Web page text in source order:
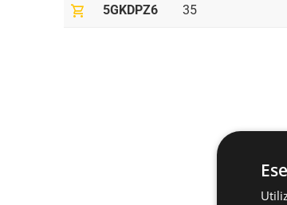
shopping_cart 5GKDPZ6 35